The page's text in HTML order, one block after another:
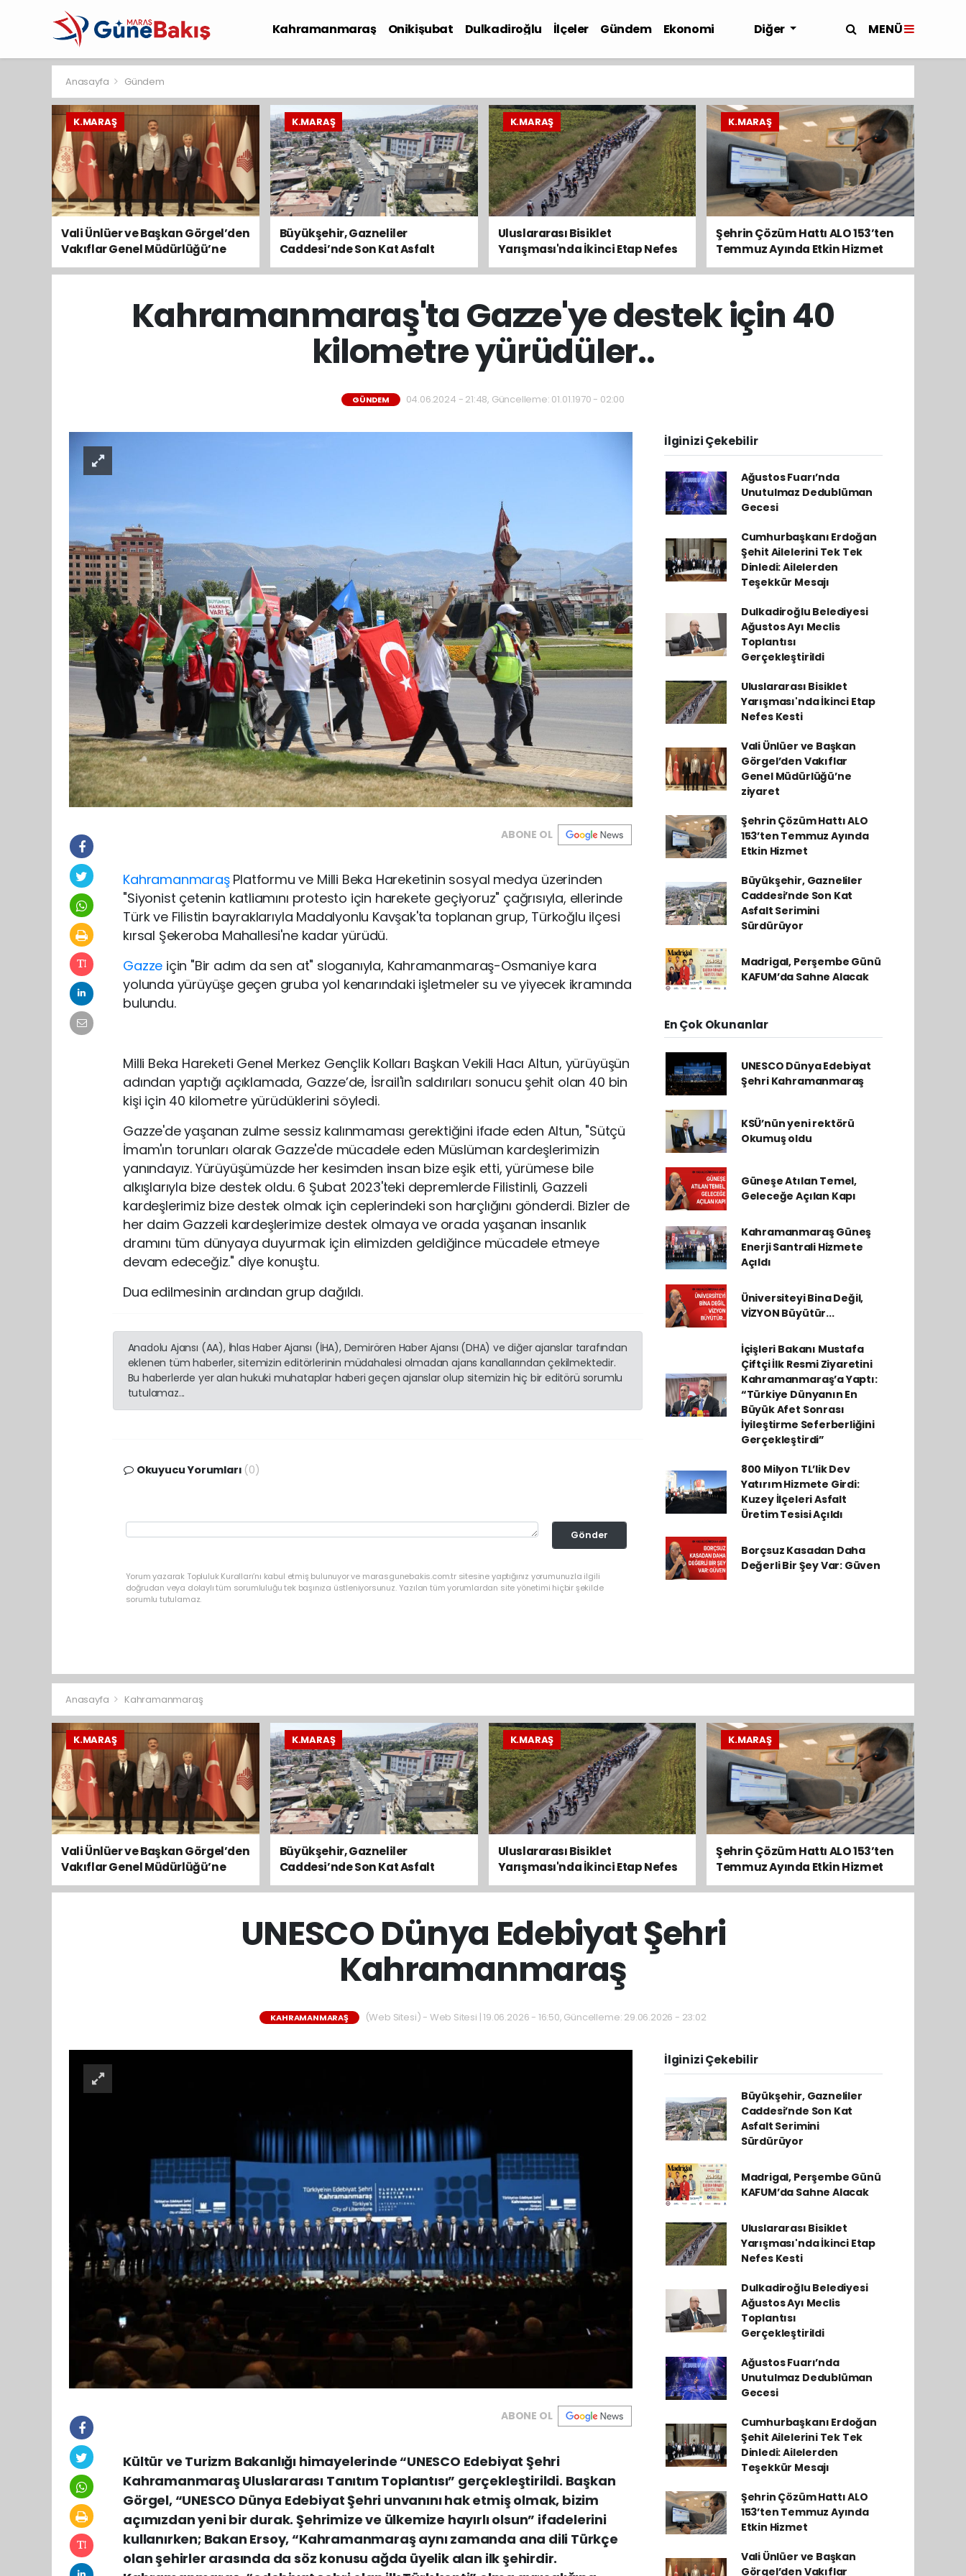
Kahramanmaraş Onikişubat Dulkadiroğlu İlçeler Gündem
Ekonomi
Diğer MENÜ
Anasayfa Gündem
K.MARAŞ
Vali Ünlüer ve Başkan Görgel’den
Vakıflar Genel Müdürlüğü’ne
ziyaret
K.MARAŞ
Büyükşehir, Gazneliler
Caddesi’nde Son Kat Asfalt
Serimini Sürdürüyor
K.MARAŞ
Uluslararası Bisiklet
Yarışması'nda İkinci Etap Nefes
Kesti
K.MARAŞ
Şehrin Çözüm Hattı ALO 153’ten
Temmuz Ayında Etkin Hizmet
Kahramanmaraş'ta Gazze'ye destek için 40
kilometre yürüdüler..
GÜNDEM 04.06.2024 - 21:48, Güncelleme: 01.01.1970 - 02:00
ABONE OL
KahramanmaraşPlatformu ve Milli Beka Hareketinin sosyal medya üzerinden
"Siyonist çetenin katliamını protesto için harekete geçiyoruz" çağrısıyla, ellerinde
Türk ve Filistin bayraklarıyla Madalyonlu Kavşak'ta toplanan grup, Türkoğlu ilçesi
kırsal Şekeroba Mahallesi'ne kadar yürüdü.
Gazze için "Bir adım da sen at" sloganıyla, Kahramanmaraş-Osmaniye kara
yolunda yürüyüşe geçen gruba yol kenarındaki işletmeler su ve yiyecek ikramında
bulundu.
Milli Beka Hareketi Genel Merkez Gençlik Kolları Başkan Vekili Hacı Altun, yürüyüşün
adından yaptığı açıklamada, Gazze’de, İsrail'in saldırıları sonucu şehit olan 40 bin
kişi için 40 kilometre yürüdüklerini söyledi.
Gazze'de yaşanan zulme sessiz kalınmaması gerektiğini ifade eden Altun, "Sütçü
İmam'ın torunları olarak Gazze'de mücadele eden Müslüman kardeşlerimizin
yanındayız. Yürüyüşümüzde her kesimden insan bize eşik etti, yürümese bile
alkışlarıyla bize destek oldu. 6 Şubat 2023'teki depremlerde Filistinli, Gazzeli
kardeşlerimiz bize destek olmak için ceplerindeki son harçlığını gönderdi. Bizler de
her daim Gazzeli kardeşlerimize destek olmaya ve orada yaşanan insanlık
dramını tüm dünyaya duyurmak için elimizden geldiğince mücadele etmeye
devam edeceğiz." diye konuştu.
Dua edilmesinin ardından grup dağıldı.
Anadolu Ajansı (AA), İhlas Haber Ajansı (İHA), Demirören Haber Ajansı (DHA) ve diğer ajanslar tarafından
eklenen tüm haberler, sitemizin editörlerinin müdahalesi olmadan ajans kanallarından çekilmektedir.
Bu haberlerde yer alan hukuki muhataplar haberi geçen ajanslar olup sitemizin hiç bir editörü sorumlu
tutulamaz...
Okuyucu Yorumları (0)
Gönder
Yorum yazarak Topluluk Kuralları’nı kabul etmiş bulunuyor ve marasgunebakis.com.tr sitesine yaptığınız yorumunuzla ilgili
doğrudan veya dolaylı tüm sorumluluğu tek başınıza üstleniyorsunuz. Yazılan tüm yorumlardan site yönetimi hiçbir şekilde
sorumlu tutulamaz.
İlginizi Çekebilir
Ağustos Fuarı’nda
Unutulmaz Dedublüman
Gecesi
Cumhurbaşkanı Erdoğan
Şehit Ailelerini Tek Tek
Dinledi: Ailelerden
Teşekkür Mesajı
Dulkadiroğlu Belediyesi
Ağustos Ayı Meclis
Toplantısı
Gerçekleştirildi
Uluslararası Bisiklet
Yarışması'nda İkinci Etap
Nefes Kesti
Vali Ünlüer ve Başkan
Görgel’den Vakıflar
Genel Müdürlüğü’ne
ziyaret
Şehrin Çözüm Hattı ALO
153’ten Temmuz Ayında
Etkin Hizmet
Büyükşehir, Gazneliler
Caddesi’nde Son Kat
Asfalt Serimini
Sürdürüyor
Madrigal, Perşembe Günü
KAFUM’da Sahne Alacak
En Çok Okunanlar
UNESCO Dünya Edebiyat
Şehri Kahramanmaraş
KSÜ’nün yeni rektörü
Okumuş oldu
Güneşe Atılan Temel,
Geleceğe Açılan Kapı
Kahramanmaraş Güneş
Enerji Santrali Hizmete
Açıldı
Üniversiteyi Bina Değil,
VİZYON Büyütür...
İçişleri Bakanı Mustafa
Çiftçi İlk Resmi Ziyaretini
Kahramanmaraş’a Yaptı:
“Türkiye Dünyanın En
Büyük Afet Sonrası
İyileştirme Seferberliğini
Gerçekleştirdi”
800 Milyon TL’lik Dev
Yatırım Hizmete Girdi:
Kuzey İlçeleri Asfalt
Üretim Tesisi Açıldı
Borçsuz Kasadan Daha
Değerli Bir Şey Var: Güven
Anasayfa Kahramanmaraş
K.MARAŞ
Vali Ünlüer ve Başkan Görgel’den
Vakıflar Genel Müdürlüğü’ne
ziyaret
K.MARAŞ
Büyükşehir, Gazneliler
Caddesi’nde Son Kat Asfalt
Serimini Sürdürüyor
K.MARAŞ
Uluslararası Bisiklet
Yarışması'nda İkinci Etap Nefes
Kesti
K.MARAŞ
Şehrin Çözüm Hattı ALO 153’ten
Temmuz Ayında Etkin Hizmet
UNESCO Dünya Edebiyat Şehri
Kahramanmaraş
KAHRAMANMARAŞ (Web Sitesi) - Web Sitesi | 19.06.2026 - 16:50, Güncelleme: 29.06.2026 - 23:02
ABONE OL
Kültür ve Turizm Bakanlığı himayelerinde “UNESCO Edebiyat Şehri
Kahramanmaraş Uluslararası Tanıtım Toplantısı” gerçekleştirildi. Başkan
Görgel, “UNESCO Dünya Edebiyat Şehri unvanını hak etmiş olmak, bizim
açımızdan yeni bir durak. Şehrimize ve ülkemize hayırlı olsun” ifadelerini
kullanırken; Bakan Ersoy, “Kahramanmaraş aynı zamanda ana dili Türkçe
olan şehirler arasında da söz konusu ağda üyelik alan ilk şehirdir.
İlginizi Çekebilir
Büyükşehir, Gazneliler
Caddesi’nde Son Kat
Asfalt Serimini
Sürdürüyor
Madrigal, Perşembe Günü
KAFUM’da Sahne Alacak
Uluslararası Bisiklet
Yarışması'nda İkinci Etap
Nefes Kesti
Dulkadiroğlu Belediyesi
Ağustos Ayı Meclis
Toplantısı
Gerçekleştirildi
Ağustos Fuarı’nda
Unutulmaz Dedublüman
Gecesi
Cumhurbaşkanı Erdoğan
Şehit Ailelerini Tek Tek
Dinledi: Ailelerden
Teşekkür Mesajı
Şehrin Çözüm Hattı ALO
153’ten Temmuz Ayında
Etkin Hizmet
Vali Ünlüer ve Başkan
Görgel’den Vakıflar